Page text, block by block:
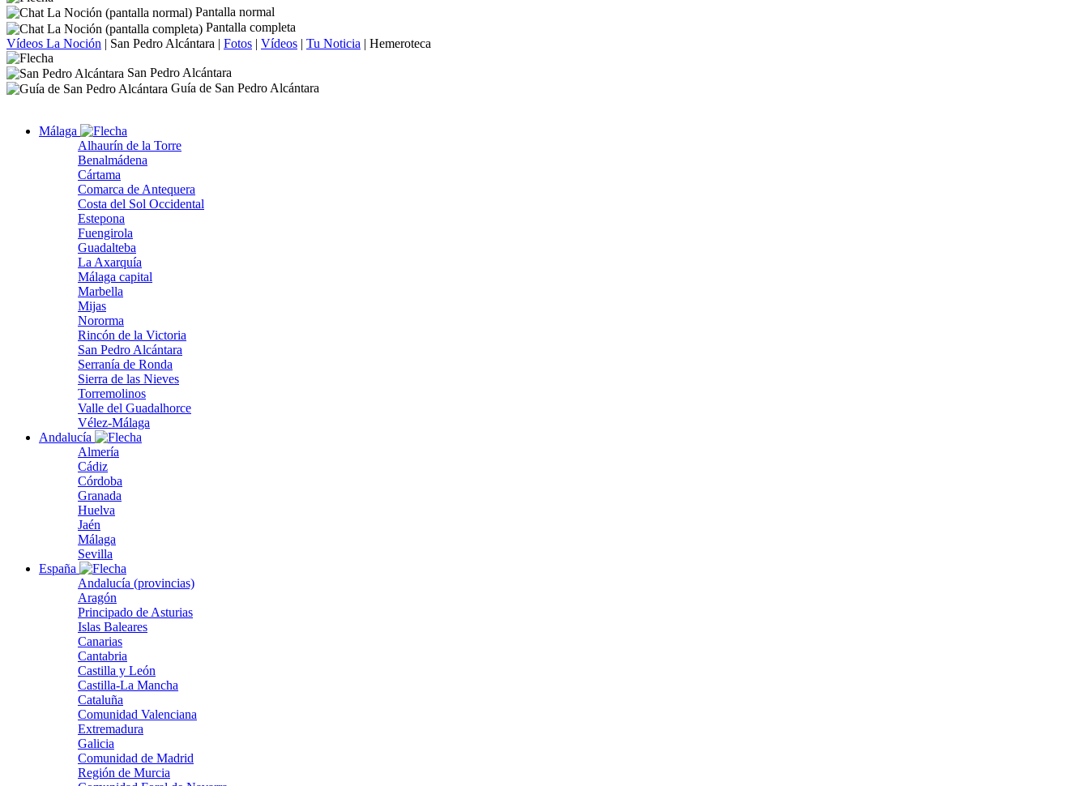
Pantalla normal
Pantalla completa
Vídeos La Noción | San Pedro Alcántara | Fotos | Vídeos | Tu Noticia | Hemeroteca
San Pedro Alcántara
Guía de San Pedro Alcántara
Málaga
Alhaurín de la Torre
Benalmádena
Cártama
Comarca de Antequera
Costa del Sol Occidental
Estepona
Fuengirola
Guadalteba
La Axarquía
Málaga capital
Marbella
Mijas
Nororma
Rincón de la Victoria
San Pedro Alcántara
Serranía de Ronda
Sierra de las Nieves
Torremolinos
Valle del Guadalhorce
Vélez-Málaga
Andalucía
Almería
Cádiz
Córdoba
Granada
Huelva
Jaén
Málaga
Sevilla
España
Andalucía (provincias)
Aragón
Principado de Asturias
Islas Baleares
Canarias
Cantabria
Castilla y León
Castilla-La Mancha
Cataluña
Comunidad Valenciana
Extremadura
Galicia
Comunidad de Madrid
Región de Murcia